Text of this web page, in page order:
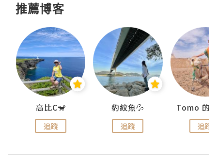
推薦博客
高比C🐒
追蹤
豹紋魚💦
追蹤 追蹤